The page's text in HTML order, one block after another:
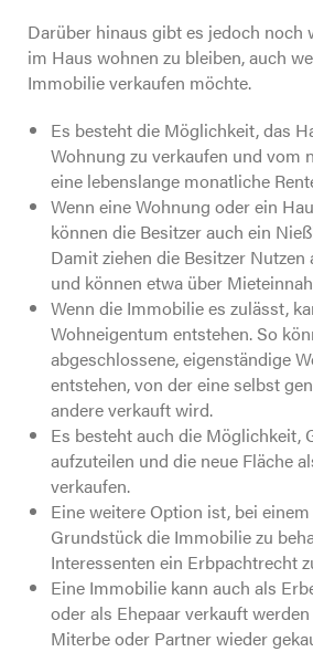
Darüber hinaus gibt es jedoch noch
im Haus wohnen zu bleiben, auch
Immobilie verkaufen möchte.
Es besteht die Möglichkeit, das
Wohnung zu verkaufen und vom
eine lebenslange monatliche
Wenn eine Wohnung oder ein
können die Besitzer auch ein
Damit ziehen die Besitzer
und können etwa über
Wenn die Immobilie es zulässt,
Wohneigentum entstehen. So
abgeschlossene, eigenständige
entstehen, von der eine selbst
andere verkauft wird.
Es besteht auch die Möglichkeit,
aufzuteilen und die neue Fläche
verkaufen.
Eine weitere Option ist, bei
Grundstück die Immobilie zu
Interessenten ein Erbpachtrecht
Eine Immobilie kann auch als
oder als Ehepaar verkauft
Miterbe oder Partner wieder